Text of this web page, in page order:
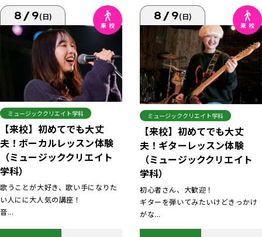
8/9(日)
ミュージッククリエイト学科
【来校】初めてでも大丈
夫！ボーカルレッスン体験
（ミュージッククリエイト
学科）
歌うことが大好き、歌い手になりた
い人にに大人気の講座！
音...
8/9(日)
ミュージッククリエイト学科
【来校】初めてでも大丈
夫！ギターレッスン体験
（ミュージッククリエイト
学科）
初心者さん、大歓迎！
ギターを弾いてみたいけどきっかけ
がな...